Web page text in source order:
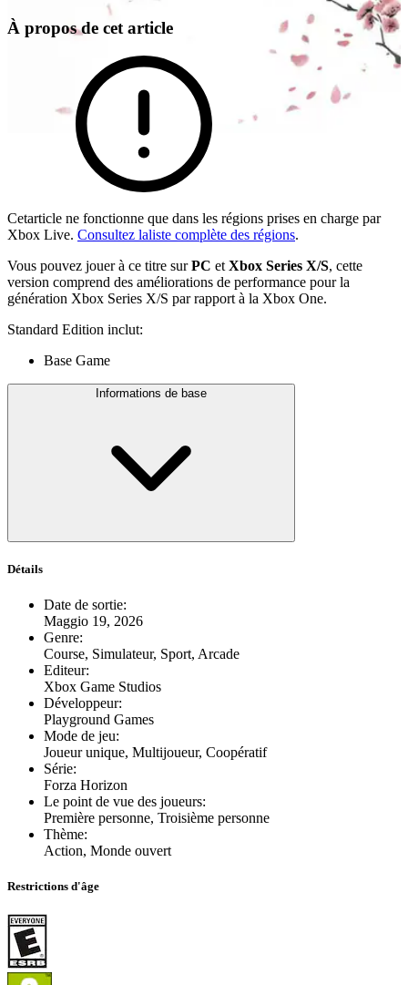
À propos de cet article
Cetarticle ne fonctionne que dans les régions prises en charge par
Xbox Live. Consultez laliste complète des régions.
Vous pouvez jouer à ce titre surPC et Xbox Series X/S, cette
version comprend des améliorations de performance pour la
génération Xbox Series X/S par rapport à la Xbox One.
Standard Edition inclut:
Base Game
Informations de base
Détails
Date de sortie:
Maggio 19, 2026
Genre:
Course, Simulateur, Sport, Arcade
Editeur:
Xbox Game Studios
Développeur:
Playground Games
Mode de jeu:
Joueur unique, Multijoueur, Coopératif
Série:
Forza Horizon
Le point de vue des joueurs:
Première personne, Troisième personne
Thème:
Action, Monde ouvert
Restrictions d'âge